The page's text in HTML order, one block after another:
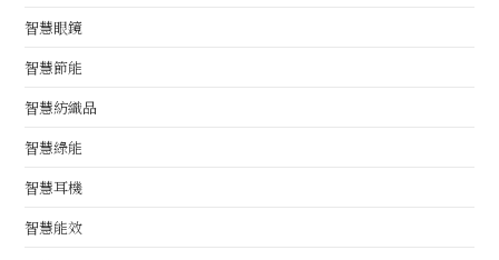
智慧眼鏡
智慧節能
智慧紡織品
智慧綠能
智慧耳機
智慧能效